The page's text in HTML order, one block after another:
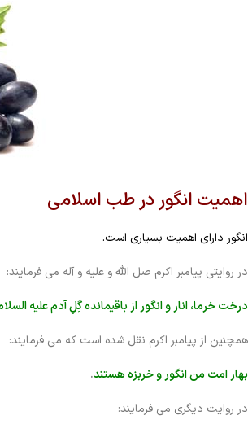
اهمیت انگور در طب اسلامی
انگور دارای اهمیت بسیاری است.
در روایتی پیامبر اکرم صل الله و علیه و آله می فرمایند:
درخت خرما، انار و انگور از باقیمانده گِلِ آدم علیه
همچنین از پیامبر اکرم نقل شده است که می فرمایند:
بهار امت من انگور و خربزه هستند.
در روایت دیگری می فرمایند: